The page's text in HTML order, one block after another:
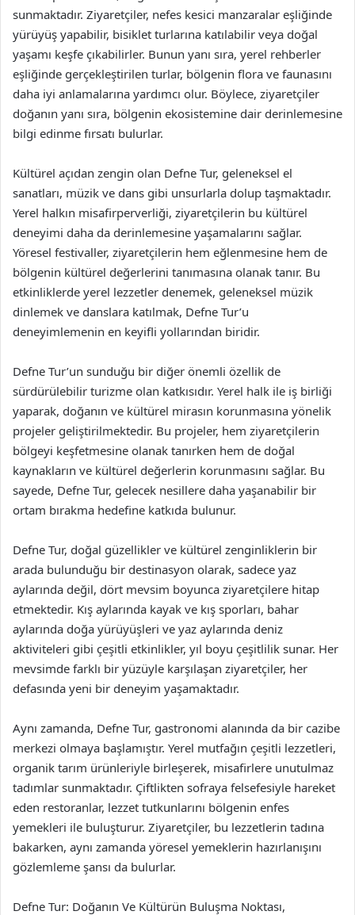
sunmaktadır. Ziyaretçiler, nefes kesici manzaralar eşliğinde
yürüyüş yapabilir, bisiklet turlarına katılabilir veya doğal
yaşamı keşfe çıkabilirler. Bunun yanı sıra, yerel rehberler
eşliğinde gerçekleştirilen turlar, bölgenin flora ve faunasını
daha iyi anlamalarına yardımcı olur. Böylece, ziyaretçiler
doğanın yanı sıra, bölgenin ekosistemine dair derinlemesine
bilgi edinme fırsatı bulurlar.
Kültürel açıdan zengin olan Defne Tur, geleneksel el
sanatları, müzik ve dans gibi unsurlarla dolup taşmaktadır.
Yerel halkın misafirperverliği, ziyaretçilerin bu kültürel
deneyimi daha da derinlemesine yaşamalarını sağlar.
Yöresel festivaller, ziyaretçilerin hem eğlenmesine hem de
bölgenin kültürel değerlerini tanımasına olanak tanır. Bu
etkinliklerde yerel lezzetler denemek, geleneksel müzik
dinlemek ve danslara katılmak, Defne Tur’u
deneyimlemenin en keyifli yollarından biridir.
Defne Tur’un sunduğu bir diğer önemli özellik de
sürdürülebilir turizme olan katkısıdır. Yerel halk ile iş birliği
yaparak, doğanın ve kültürel mirasın korunmasına yönelik
projeler geliştirilmektedir. Bu projeler, hem ziyaretçilerin
bölgeyi keşfetmesine olanak tanırken hem de doğal
kaynakların ve kültürel değerlerin korunmasını sağlar. Bu
sayede, Defne Tur, gelecek nesillere daha yaşanabilir bir
ortam bırakma hedefine katkıda bulunur.
Defne Tur, doğal güzellikler ve kültürel zenginliklerin bir
arada bulunduğu bir destinasyon olarak, sadece yaz
aylarında değil, dört mevsim boyunca ziyaretçilere hitap
etmektedir. Kış aylarında kayak ve kış sporları, bahar
aylarında doğa yürüyüşleri ve yaz aylarında deniz
aktiviteleri gibi çeşitli etkinlikler, yıl boyu çeşitlilik sunar. Her
mevsimde farklı bir yüzüyle karşılaşan ziyaretçiler, her
defasında yeni bir deneyim yaşamaktadır.
Aynı zamanda, Defne Tur, gastronomi alanında da bir cazibe
merkezi olmaya başlamıştır. Yerel mutfağın çeşitli lezzetleri,
organik tarım ürünleriyle birleşerek, misafirlere unutulmaz
tadımlar sunmaktadır. Çiftlikten sofraya felsefesiyle hareket
eden restoranlar, lezzet tutkunlarını bölgenin enfes
yemekleri ile buluşturur. Ziyaretçiler, bu lezzetlerin tadına
bakarken, aynı zamanda yöresel yemeklerin hazırlanışını
gözlemleme şansı da bulurlar.
Defne Tur: Doğanın Ve Kültürün Buluşma Noktası,